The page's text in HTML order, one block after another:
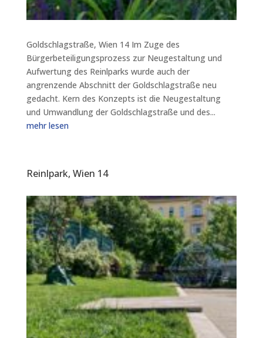
Goldschlagstraße, Wien 14 Im Zuge des
Bürgerbeteiligungsprozess zur Neugestaltung und
Aufwertung des Reinlparks wurde auch der
angrenzende Abschnitt der Goldschlagstraße neu
gedacht. Kern des Konzepts ist die Neugestaltung
und Umwandlung der Goldschlagstraße und des...
mehr lesen
Reinlpark, Wien 14